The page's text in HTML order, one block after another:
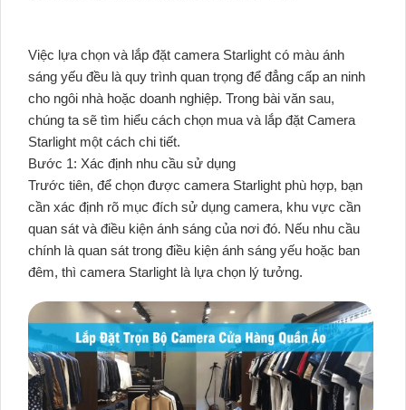
Việc lựa chọn và lắp đặt camera Starlight có màu ánh
sáng yếu đều là quy trình quan trọng để đẳng cấp an ninh
cho ngôi nhà hoặc doanh nghiệp. Trong bài văn sau,
chúng ta sẽ tìm hiểu cách chọn mua và lắp đặt Camera
Starlight một cách chi tiết.
Bước 1: Xác định nhu cầu sử dụng
Trước tiên, để chọn được camera Starlight phù hợp, bạn
cần xác định rõ mục đích sử dụng camera, khu vực cần
quan sát và điều kiện ánh sáng của nơi đó. Nếu nhu cầu
chính là quan sát trong điều kiện ánh sáng yếu hoặc ban
đêm, thì camera Starlight là lựa chọn lý tưởng.